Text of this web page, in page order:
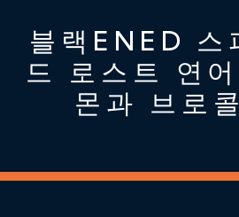
블랙ENED 스
드 로스트 연
몬과 브로